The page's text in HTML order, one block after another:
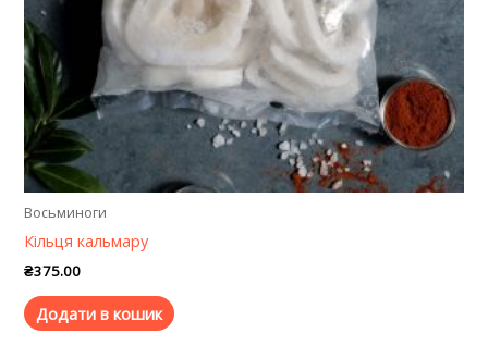
Восьминоги
Кільця кальмару
₴375.00
Додати в кошик